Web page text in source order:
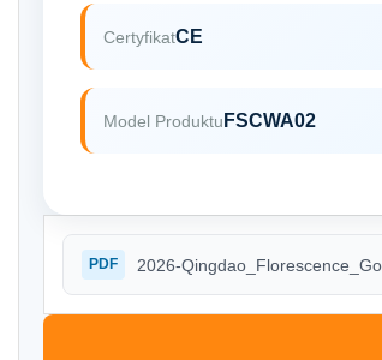
CertyfikatCE
Model Produktu FSCWA02
PDF 2026-